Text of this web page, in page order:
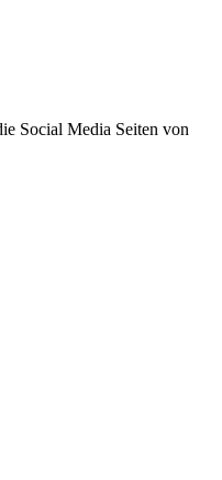
Social Media Seiten von